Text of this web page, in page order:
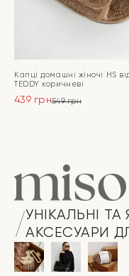
Капці домашні жіночі HS
TEDDY коричневі
549грн
439 грн
УНІКАЛЬНІ ТА
АКСЕСУАРИ